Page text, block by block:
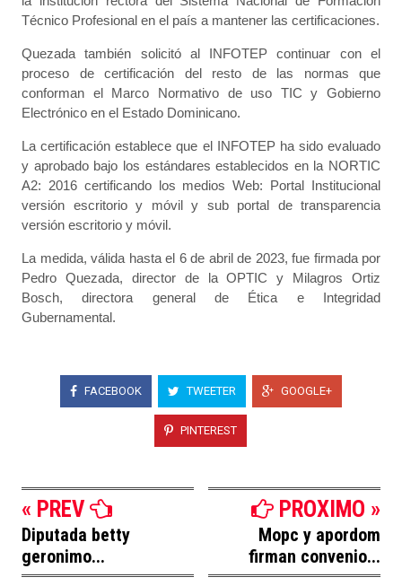
Técnico Profesional en el país a mantener las certificaciones.
Quezada también solicitó al INFOTEP continuar con el
proceso de certificación del resto de las normas que
conforman el Marco Normativo de uso TIC y Gobierno
Electrónico en el Estado Dominicano.
La certificación establece que el INFOTEP ha sido evaluado
y aprobado bajo los estándares establecidos en la NORTIC
A2: 2016 certificando los medios Web: Portal Institucional
versión escritorio y móvil y sub portal de transparencia
versión escritorio y móvil.
La medida, válida hasta el 6 de abril de 2023, fue firmada por
Pedro Quezada, director de la OPTIC y Milagros Ortiz
Bosch, directora general de Ética e Integridad
Gubernamental.
FACEBOOK TWEETER GOOGLE+
PINTEREST
« PREV
Diputada betty
geronimo...
PROXIMO »
Mopc y apordom
firman convenio...